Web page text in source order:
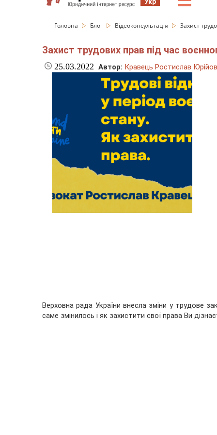
Головна Блог Відеоконсультація Захист
Захист трудових прав під час
25.03.2022 Автор: Кравець Ростислав
Верховна рада України внесла зміни у трудове
саме змінилось і як захистити свої права Ви